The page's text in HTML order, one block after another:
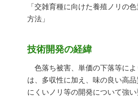
「交雑育種に向けた養殖ノリの
方法」
技術開発の経緯
色落ち被害、単価の下落等に
は、多収性に加え、味の良い高
にくいノリ等の開発について強